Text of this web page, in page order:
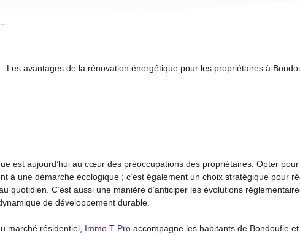
Les avantages de la rénovation énergétique pour les propriétaires à
est aujourd’hui au cœur des préoccupations des propriétaires. Opter
à une démarche écologique ; c’est également un choix stratégique pour
quotidien. C’est aussi une manière d’anticiper les évolutions
de développement durable.
marché résidentiel, Immo T Pro accompagne les habitants de Bondoufle